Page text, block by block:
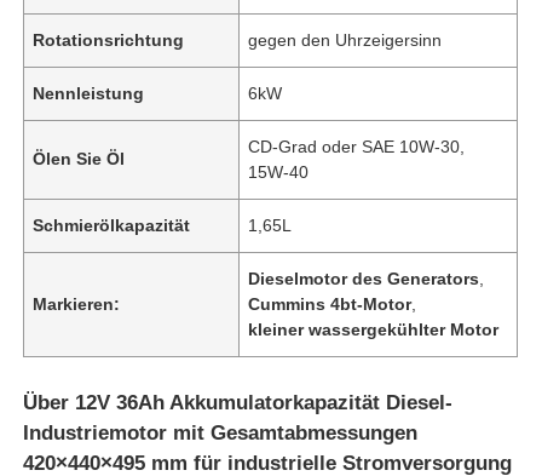
Rotationsrichtung gegen den Uhrzeigersinn
Nennleistung 6kW
Ölen Sie Öl
CD-Grad oder SAE 10W-30,
15W-40
Schmierölkapazität 1,65L
Markieren:
Dieselmotor des Generators
Cummins 4bt-Motor,
kleiner wassergekühlter Motor
Über 12V 36Ah Akkumulatorkapazität Diesel-
Industriemotor mit Gesamtabmessungen
420×440×495 mm für industrielle Stromversorgung